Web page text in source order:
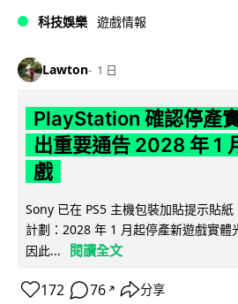
科技娛樂 遊戲情報
Lawton 1 日
PlayStation 確認停產
出重要通告 2028 年 1
戲
Sony 已在 PS5 主機包裝加貼提示貼
計劃：2028 年 1 月起停產新遊戲實體
因此...
閱讀全文
172 76 ↗ 分享